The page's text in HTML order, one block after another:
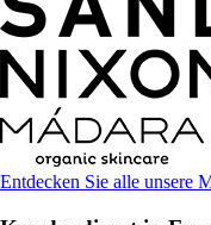
Entdecken Sie alle unsere